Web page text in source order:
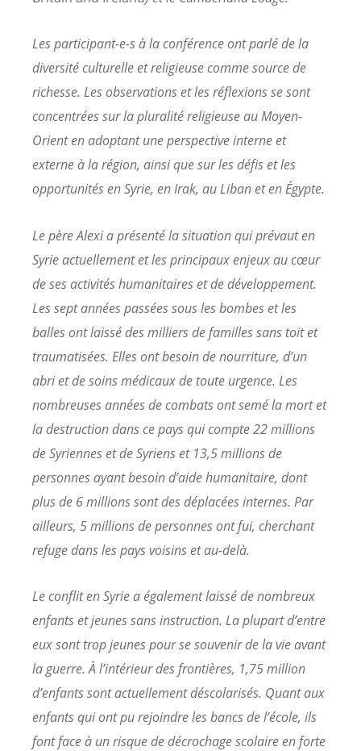
Les participant-e-s à la conférence ont parlé de la
diversité culturelle et religieuse comme source de
richesse. Les observations et les réflexions se sont
concentrées sur la pluralité religieuse au Moyen-
Orient en adoptant une perspective interne et
externe à la région, ainsi que sur les défis et les
opportunités en Syrie, en Irak, au Liban et en Égypte.
Le père Alexi a présenté la situation qui prévaut en
Syrie actuellement et les principaux enjeux au cœur
de ses activités humanitaires et de développement.
Les sept années passées sous les bombes et les
balles ont laissé des milliers de familles sans toit et
traumatisées. Elles ont besoin de nourriture, d’un
abri et de soins médicaux de toute urgence. Les
nombreuses années de combats ont semé la mort et
la destruction dans ce pays qui compte 22 millions
de Syriennes et de Syriens et 13,5 millions de
personnes ayant besoin d’aide humanitaire, dont
plus de 6 millions sont des déplacées internes. Par
ailleurs, 5 millions de personnes ont fui, cherchant
refuge dans les pays voisins et au-delà.
Le conflit en Syrie a également laissé de nombreux
enfants et jeunes sans instruction. La plupart d’entre
eux sont trop jeunes pour se souvenir de la vie avant
la guerre. À l’intérieur des frontières, 1,75 million
d’enfants sont actuellement déscolarisés. Quant aux
enfants qui ont pu rejoindre les bancs de l’école, ils
font face à un risque de décrochage scolaire en forte